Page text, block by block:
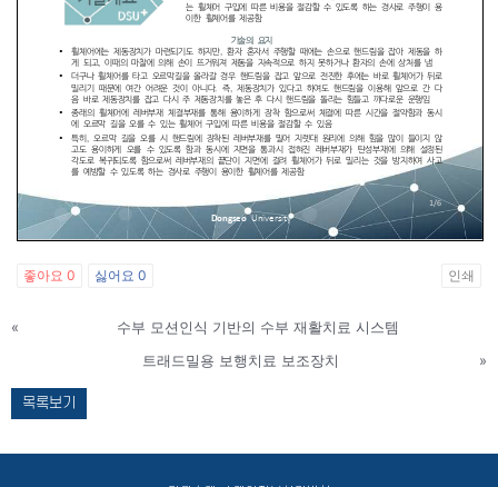
좋아요 0 싫어요 0 인쇄
«
수부 모션인식 기반의 수부 재활치료 시스템
트래드밀용 보행치료 보조장치
»
목록보기